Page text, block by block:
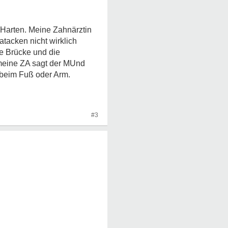
Meine Zahnärztin
nicht wirklich
Brücke und die
ZA sagt der MUnd
Fuß oder Arm.
#3